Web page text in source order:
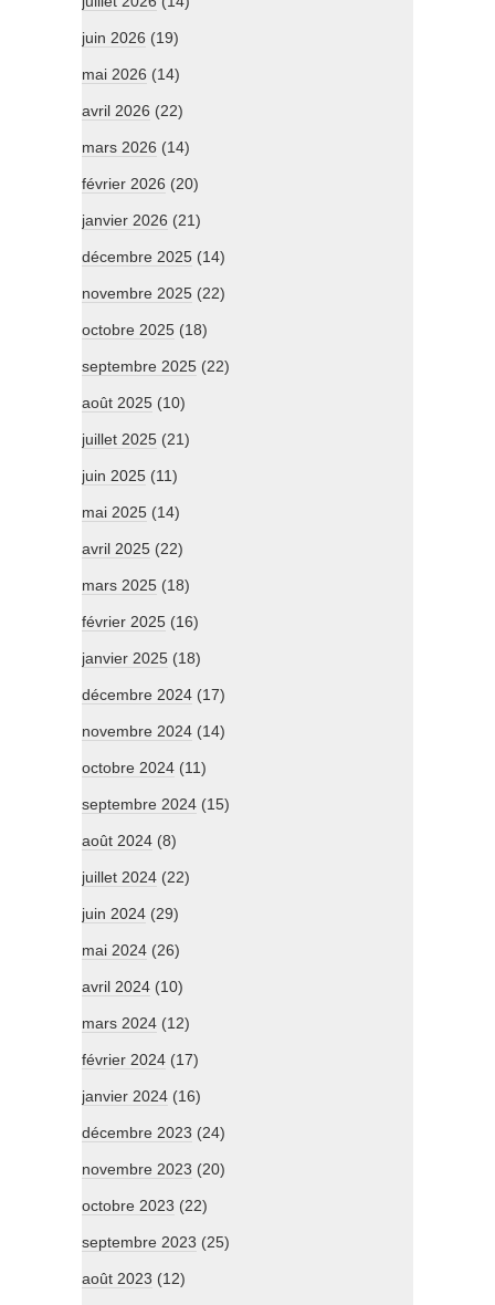
juin 2026 (19)
mai 2026 (14)
avril 2026 (22)
mars 2026 (14)
février 2026 (20)
janvier 2026 (21)
décembre 2025 (14)
novembre 2025 (22)
octobre 2025 (18)
septembre 2025 (22)
août 2025 (10)
juillet 2025 (21)
juin 2025 (11)
mai 2025 (14)
avril 2025 (22)
mars 2025 (18)
février 2025 (16)
janvier 2025 (18)
décembre 2024 (17)
novembre 2024 (14)
octobre 2024 (11)
septembre 2024 (15)
août 2024 (8)
juillet 2024 (22)
juin 2024 (29)
mai 2024 (26)
avril 2024 (10)
mars 2024 (12)
février 2024 (17)
janvier 2024 (16)
décembre 2023 (24)
novembre 2023 (20)
octobre 2023 (22)
septembre 2023 (25)
août 2023 (12)